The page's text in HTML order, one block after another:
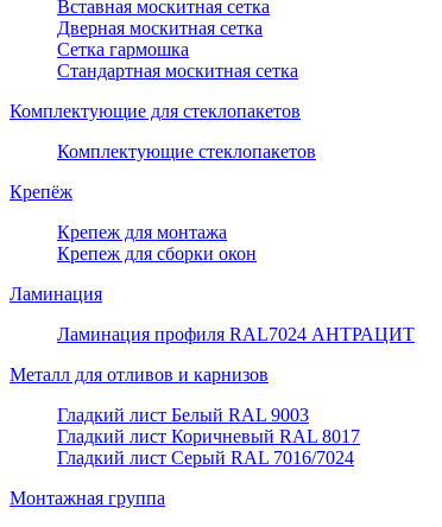
Вставная москитная сетка
Дверная москитная сетка
Сетка гармошка
Стандартная москитная сетка
Комплектующие для стеклопакетов
Комплектующие стеклопакетов
Крепёж
Крепеж для монтажа
Крепеж для сборки окон
Ламинация
Ламинация профиля RAL7024 АНТРАЦИТ
Металл для отливов и карнизов
Гладкий лист Белый RAL 9003
Гладкий лист Коричневый RAL 8017
Гладкий лист Серый RAL 7016/7024
Монтажная группа